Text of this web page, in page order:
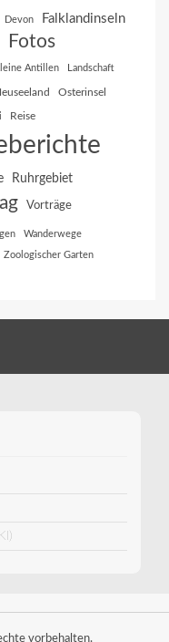
Devon Falklandinseln
Fotos
Antillen Landschaft
Osterinsel
Reise
Ruhrgebiet
Vorträge
Wanderwege
Zoologischer Garten
vorbehalten.